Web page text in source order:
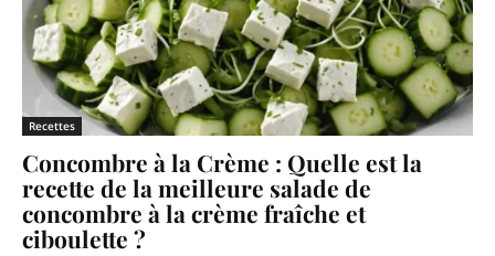
Recettes
Concombre à la Crème : Quelle est la
recette de la meilleure salade de
concombre à la crème fraîche et
ciboulette ?